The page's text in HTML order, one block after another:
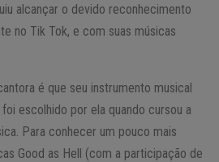
alcançar o devido reconhecimento
no Tik Tok, e com suas músicas
é que seu instrumento musical
escolhido por ela quando cursou a
Para conhecer um pouco mais
Good as Hell (com a participação de